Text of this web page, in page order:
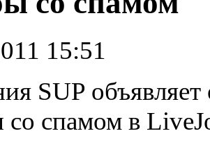
15:51
SUP
со спамом в